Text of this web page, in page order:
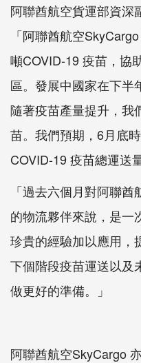
阿聯酋航空貨運部資深
「阿聯酋航空
噸COVID-19 疫苗，協
區。發展中國家在下半
隨著疫苗產量提升，我
苗。我們預期，6月底
COVID-19 疫苗總運送
「過去六個月對阿聯
的物流夥伴來說，是一
珍貴的經驗加以應用，
下個階段疫苗運送以及
做更好的準備。」
阿聯酋航空SkyCargo